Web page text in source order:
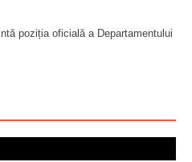
poziția oficială a Departamentului